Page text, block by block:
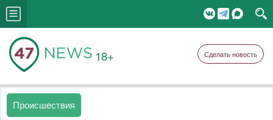
18+ Сделать новость
Происшествия